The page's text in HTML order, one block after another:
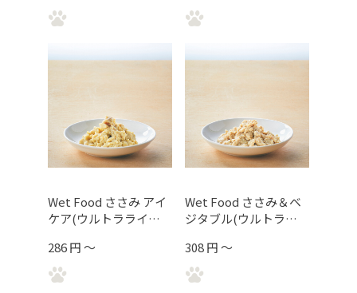
Wet Food ささみ アイ
ケア(ウルトラライ
286 円 ～
Wet Food ささみ＆ベ
ジタブル(ウルトララ
308 円 ～